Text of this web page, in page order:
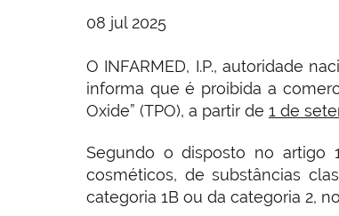
08 jul 2025
O INFARMED, I.P., autoridade
informa que é proibida a
Oxide” (TPO), a partir de 1 de
Segundo o disposto no artigo
cosméticos, de substâncias
categoria 1B ou da categoria 2,